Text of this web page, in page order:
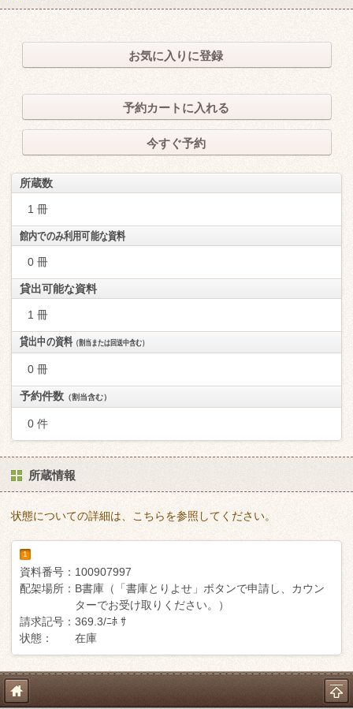
お気に入りに登録
予約カートに入れる
今すぐ予約
所蔵数
1 冊
館内でのみ利用可能な資料
0 冊
貸出可能な資料
1 冊
貸出中の資料（割当または回送中含む）
0 冊
予約件数 （割当含む）
0 件
所蔵情報
状態についての詳細は、こちらを参照してください。
1
資料番号： 100907997
配架場所： B書庫（「書庫とりよせ」ボタンで申請し、カウン
ターでお受け取りください。）
請求記号： 369.3/ﾆﾎ ｻ
状態：
在庫